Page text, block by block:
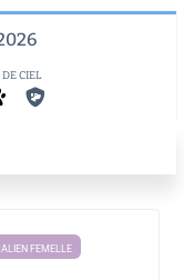
CIEL
FEMELLE